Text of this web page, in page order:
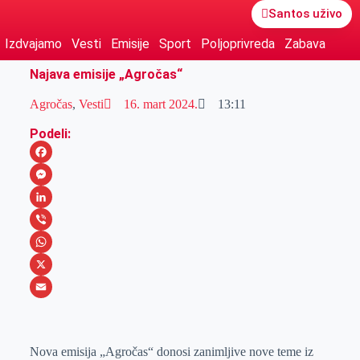
Santos uživo
Izdvajamo Vesti Emisije Sport Poljoprivreda
Zabava
Najava emisije „Agročas“
Agročas, Vesti 16. mart 2024. 13:11
Podeli:
F
a
c
e
b
o
M
e
s
s
e
e
L
i
n
k
I
V
i
b
W
h
s
X
a
Nova emisija „Agročas“ donosi zanimljive nove teme iz